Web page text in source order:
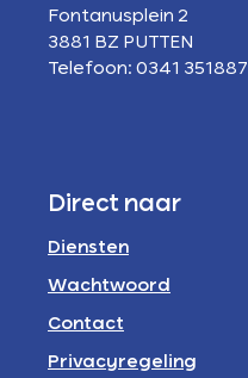
Fontanusplein 2
3881 BZ PUTTEN
Telefoon: 0341 351887
Direct naar
Diensten
Wachtwoord
Contact
Privacyregeling